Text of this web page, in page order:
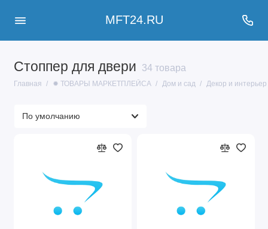
MFT24.RU
Стоппер для двери 34 товара
Главная ✹ ТОВАРЫ МАРКЕТПЛЕЙСА Дом и сад Декор и интерьер